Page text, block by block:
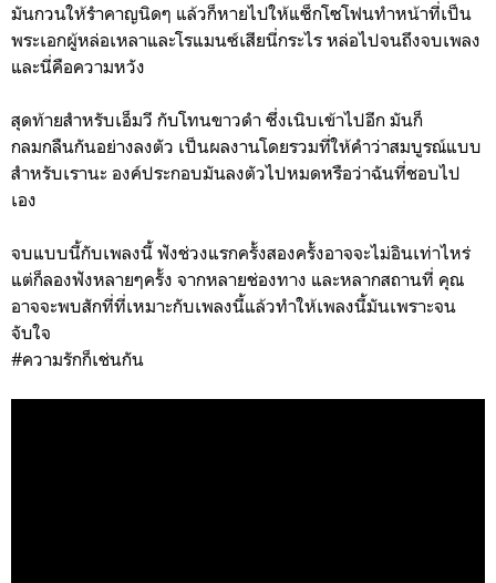
มันกวนให้รำคาญนิดๆ แล้วก็หายไปให้แซ็กโซโฟนทำหน้าที่เป็น
พระเอกผู้หล่อเหลาและโรแมนซ์เสียนี่กระไร หล่อไปจนถึงจบเพลง
และนี่คือความหวัง
สุดท้ายสำหรับเอ็มวี กับโทนขาวดำ ซึ่งเนิบเข้าไปอีก มันก็
กลมกลืนกันอย่างลงตัว เป็นผลงานโดยรวมที่ให้คำว่าสมบูรณ์แบบ
สำหรับเรานะ องค์ประกอบมันลงตัวไปหมดหรือว่าฉันที่ชอบไป
เอง
จบแบบนี้กับเพลงนี้ ฟังช่วงแรกครั้งสองครั้งอาจจะไม่อินเท่าไหร่
แต่ก็ลองฟังหลายๆครั้ง จากหลายช่องทาง และหลากสถานที่ คุณ
อาจจะพบสักที่ที่เหมาะกับเพลงนี้แล้วทำให้เพลงนี้มันเพราะจน
จับใจ
#ความรักก็เช่นกัน